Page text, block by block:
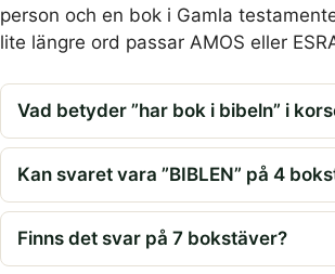
person och en bok i Gamla
lite längre ord passar AMOS eller
Vad betyder ”har bok i bibeln” i
Kan svaret vara ”BIBLEN” på 4
Finns det svar på 7 bokstäver?